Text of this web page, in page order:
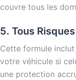
couvre tous les
5. Tous
Cette formule
votre véhicule si
une protection